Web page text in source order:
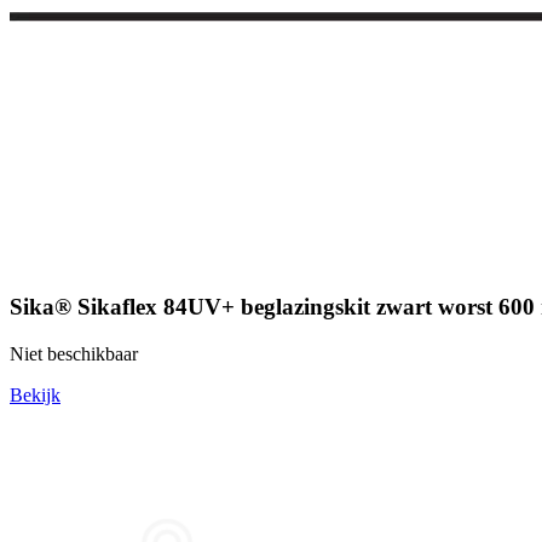
Sika® Sikaflex 84UV+ beglazingskit zwart worst 600
Niet beschikbaar
Bekijk